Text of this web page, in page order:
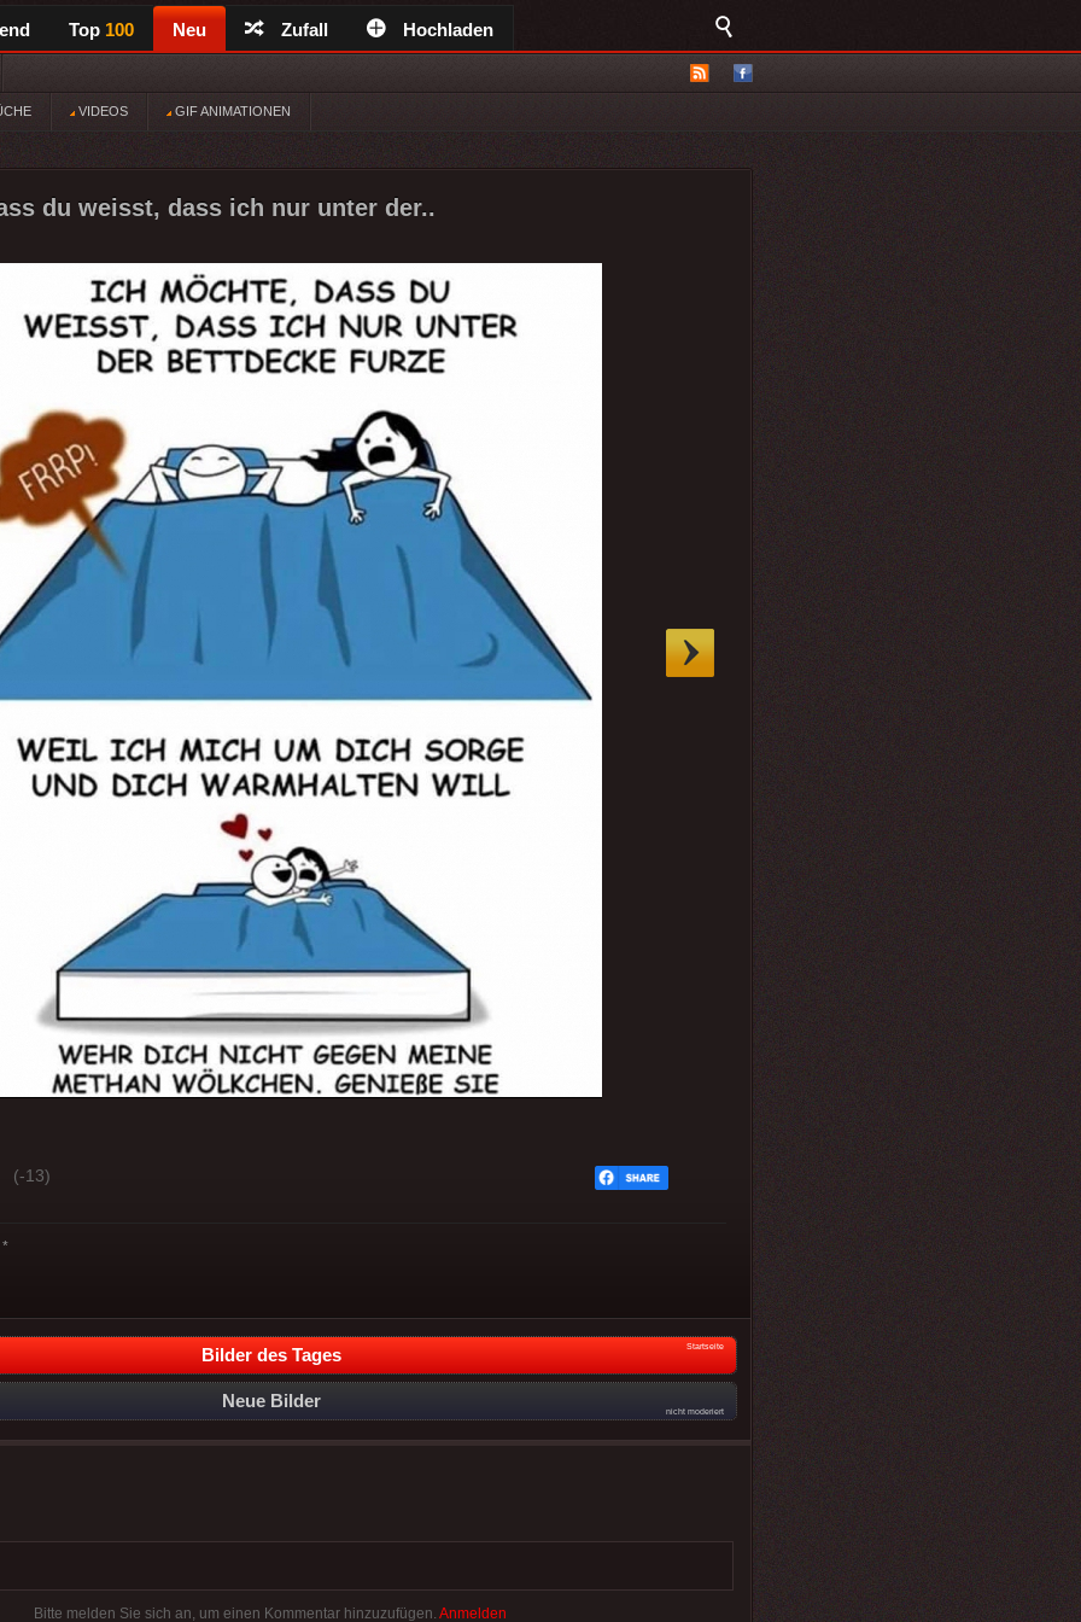
Top 100 Neu Zufall Hochladen
VIDEOS GIF ANIMATIONEN
du weisst, dass ich nur unter der..
(-13)
Bilder des Tages Startseite
Neue Bilder
nicht moderiert
Bitte melden Sie sich an, um einen Kommentar hinzuzufügen. Anmelden